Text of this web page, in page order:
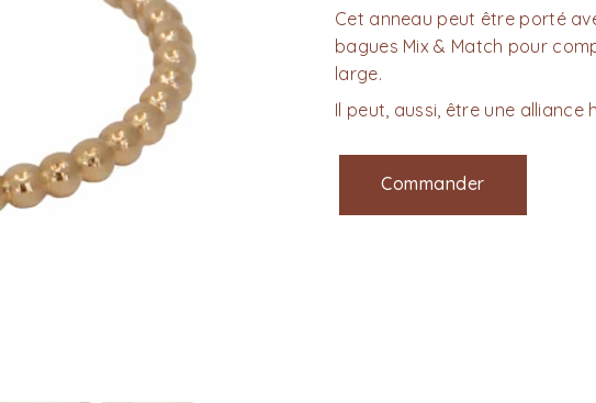
Cet anneau peut être porté
bagues Mix & Match pour
large.
Il peut, aussi, être une alliance
Commander